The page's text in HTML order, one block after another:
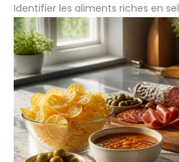
Identifier les aliments riches en sel